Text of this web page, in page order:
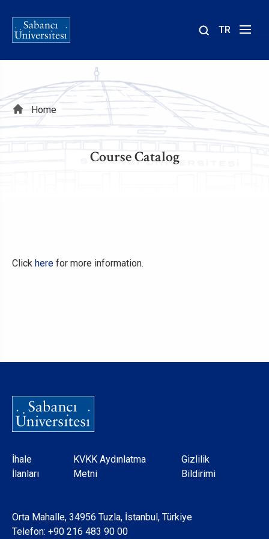
TR
Breadcrumb
Home
Course Catalog
Click here for more information.
Dipnot
İhale
İlanları
KVKK Aydınlatma
Metni
Gizlilik
Bildirimi
Orta Mahalle, 34956 Tuzla, İstanbul, Türkiye
Telefon: +90 216 483 90 00